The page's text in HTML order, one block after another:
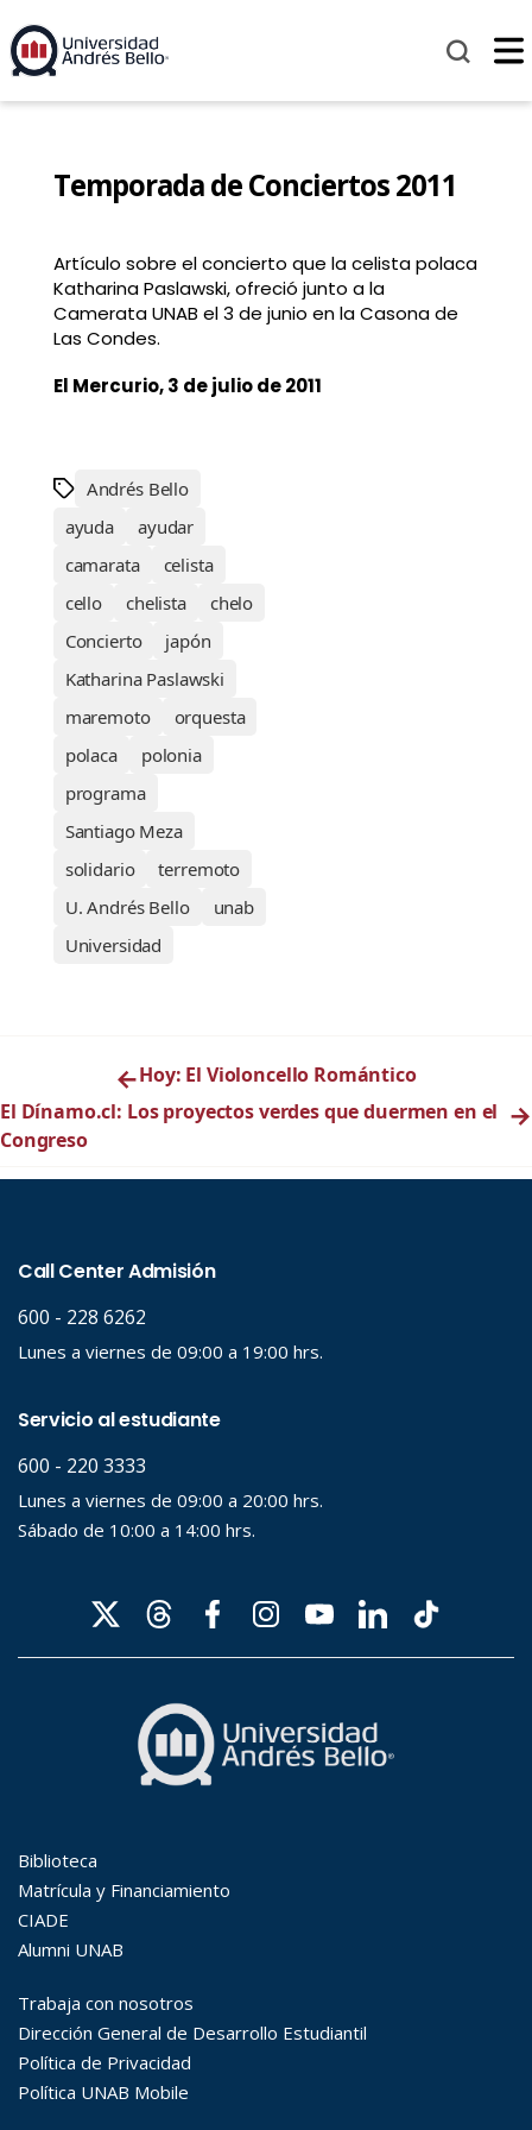
Temporada de Conciertos 2011
Artículo sobre el concierto que la celista polaca
Katharina Paslawski, ofreció junto a la
Camerata UNAB el 3 de junio en la Casona de
Las Condes.
El Mercurio, 3 de julio de 2011
Andrés Bello
ayuda
ayudar
camarata
celista
cello
chelista
chelo
Concierto
japón
Katharina Paslawski
maremoto
orquesta
polaca
polonia
programa
Santiago Meza
solidario
terremoto
U. Andrés Bello
unab
Universidad
←Hoy: El Violoncello Romántico
El Dínamo.cl: Los proyectos verdes que duermen en el
Congreso
→